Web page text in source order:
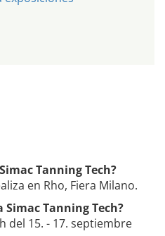
Tanning Tech?
en Rho, Fiera Milano.
Simac Tanning Tech?
del 15. - 17. septiembre